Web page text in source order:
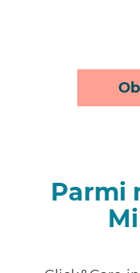
Parmi